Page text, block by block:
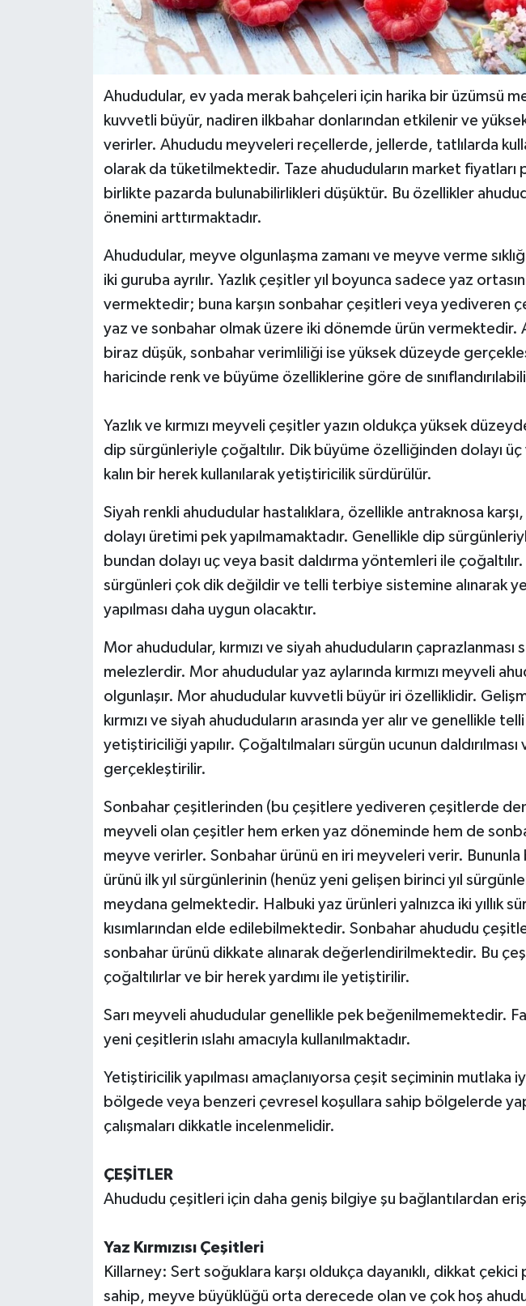
Ahududular, ev yada merak bahçeleri için harika bir üzümsü
kuvvetli büyür, nadiren ilkbahar donlarından etkilenir ve
verirler. Ahududu meyveleri reçellerde, jellerde, tatlılarda
olarak da tüketilmektedir. Taze ahududuların market fiyatları
birlikte pazarda bulunabilirlikleri düşüktür. Bu özellikler
önemini arttırmaktadır.
Ahududular, meyve olgunlaşma zamanı ve meyve verme
iki guruba ayrılır. Yazlık çeşitler yıl boyunca sadece yaz
vermektedir; buna karşın sonbahar çeşitleri veya yediveren
yaz ve sonbahar olmak üzere iki dönemde ürün vermektedir.
biraz düşük, sonbahar verimliliği ise yüksek düzeyde
haricinde renk ve büyüme özelliklerine göre de
Yazlık ve kırmızı meyveli çeşitler yazın oldukça yüksek
dip sürgünleriyle çoğaltılır. Dik büyüme özelliğinden dolayı
kalın bir herek kullanılarak yetiştiricilik sürdürülür.
Siyah renkli ahududular hastalıklara, özellikle antraknosa
dolayı üretimi pek yapılmamaktadır. Genellikle dip
bundan dolayı uç veya basit daldırma yöntemleri ile çoğaltılır.
sürgünleri çok dik değildir ve telli terbiye sistemine alınarak
yapılması daha uygun olacaktır.
Mor ahududular, kırmızı ve siyah ahududuların
melezlerdir. Mor ahududular yaz aylarında kırmızı meyveli
olgunlaşır. Mor ahududular kuvvetli büyür iri özelliklidir.
kırmızı ve siyah ahududuların arasında yer alır ve genellikle
yetiştiriciliği yapılır. Çoğaltılmaları sürgün ucunun
gerçekleştirilir.
Sonbahar çeşitlerinden (bu çeşitlere yediveren çeşitlerde
meyveli olan çeşitler hem erken yaz döneminde hem de
meyve verirler. Sonbahar ürünü en iri meyveleri verir.
ürünü ilk yıl sürgünlerinin (henüz yeni gelişen birinci yıl
meydana gelmektedir. Halbuki yaz ürünleri yalnızca iki yıllık
kısımlarından elde edilebilmektedir. Sonbahar ahududu
sonbahar ürünü dikkate alınarak değerlendirilmektedir. Bu
çoğaltılırlar ve bir herek yardımı ile yetiştirilir.
Sarı meyveli ahududular genellikle pek beğenilmemektedir.
yeni çeşitlerin ıslahı amacıyla kullanılmaktadır.
Yetiştiricilik yapılması amaçlanıyorsa çeşit seçiminin mutlaka
bölgede veya benzeri çevresel koşullara sahip bölgelerde
çalışmaları dikkatle incelenmelidir.
ÇEŞİTLER
Ahududu çeşitleri için daha geniş bilgiye şu bağlantılardan
Yaz Kırmızısı Çeşitleri
Killarney: Sert soğuklara karşı oldukça dayanıklı, dikkat çekici
sahip, meyve büyüklüğü orta derecede olan ve çok hoş